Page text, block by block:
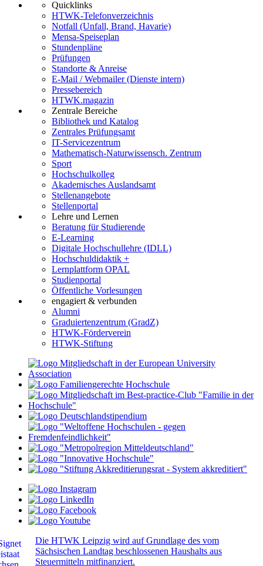
Quicklinks
HTWK-Telefonverzeichnis
Notfall (Unfall, Brand, Havarie)
Mensa-Speiseplan
Stundenpläne
Prüfungen
Standorte & Anreise
E-Mail / Webmailer (Dienste intern)
Pressebereich
HTWK.magazin
Zentrale Bereiche
Bibliothek und Katalog
Zentrales Prüfungsamt
IT-Servicezentrum
Mathematisch-Naturwissensch. Zentrum
Sport
Hochschulkolleg
Akademisches Auslandsamt
Stellenangebote
Stellenportal
Lehre und Lernen
Beratung für Studierende
E-Learning
Digitale Hochschullehre (IDLL)
Hochschuldidaktik +
Lernplattform OPAL
Studienportal
Öffentliche Vorlesungen
engagiert & verbunden
Alumni
Graduiertenzentrum (GradZ)
HTWK-Förderverein
HTWK-Stiftung
Die HTWK Leipzig wird auf Grundlage des vom
Sächsischen Landtag beschlossenen Haushalts aus
Steuermitteln mitfinanziert.